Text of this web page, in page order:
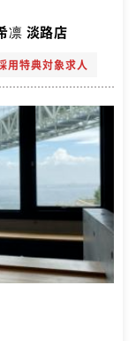
凛 淡路店
用特典対象求人